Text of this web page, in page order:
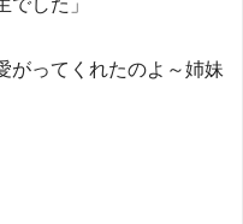
でした」
がってくれたのよ～姉妹